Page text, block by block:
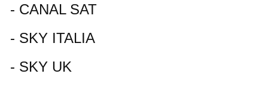
- CANAL SAT
- SKY ITALIA
- SKY UK